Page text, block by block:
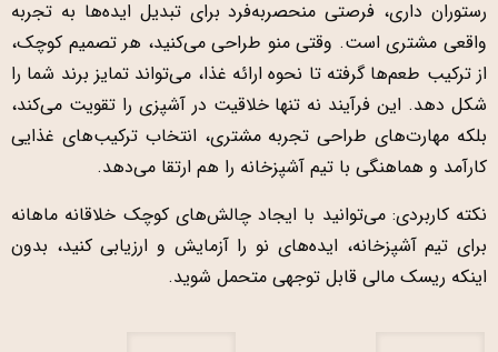
رستوران داری، فرصتی منحصربه‌فرد برای تبدیل ایده‌ها به تجربه
واقعی مشتری است. وقتی منو طراحی می‌کنید، هر تصمیم کوچک،
از ترکیب طعم‌ها گرفته تا نحوه ارائه غذا، می‌تواند تمایز برند شما را
شکل دهد. این فرآیند نه تنها خلاقیت در آشپزی را تقویت می‌کند،
بلکه مهارت‌های طراحی تجربه مشتری، انتخاب ترکیب‌های غذایی
کارآمد و هماهنگی با تیم آشپزخانه را هم ارتقا می‌دهد.
نکته کاربردی: می‌توانید با ایجاد چالش‌های کوچک خلاقانه ماهانه
برای تیم آشپزخانه، ایده‌های نو را آزمایش و ارزیابی کنید، بدون
اینکه ریسک مالی قابل توجهی متحمل شوید.